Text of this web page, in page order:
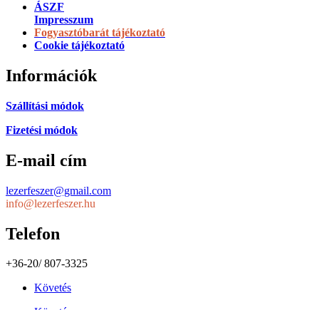
ÁSZF
Impresszum
Fogyasztóbarát tájékoztató
Cookie tájékoztató
Információk
Szállítási módok
Fizetési módok
E-mail cím
lezerfeszer@gmail.com
info@lezerfeszer.hu
Telefon
+36-20/ 807-3325
Követés